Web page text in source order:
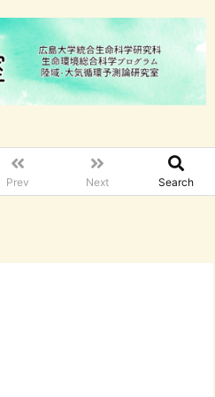
Prev Next Search